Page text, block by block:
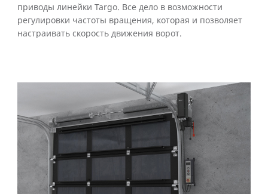
приводы линейки Targo. Все дело в возможности
регулировки частоты вращения, которая и позволяет
настраивать скорость движения ворот.